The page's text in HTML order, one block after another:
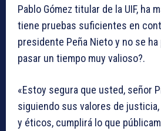
Pablo Gómez titular de la UIF, ha
tiene pruebas suficientes en
presidente Peña Nieto y no se
pasar un tiempo muy valioso?.
«Estoy segura que usted, señor
siguiendo sus valores de
y éticos, cumplirá lo que